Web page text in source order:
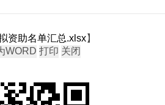
资助名单汇总.xlsx】